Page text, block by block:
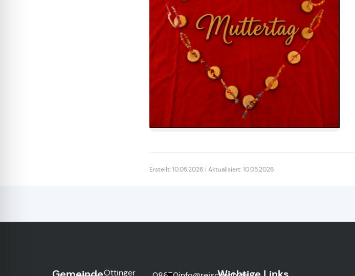
Erstellt: 10.05.2026 | Aktualisiert: 10.05.2026
Öttinger